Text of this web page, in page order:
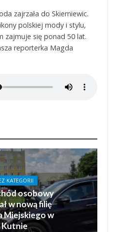
zajrzała do Skierniewic.
polskiej mody i stylu,
zajmuje się ponad 50 lat.
reporterka Magda
KATEGORII
osobowy
w nową filię
Miejskiego w
Kutnie